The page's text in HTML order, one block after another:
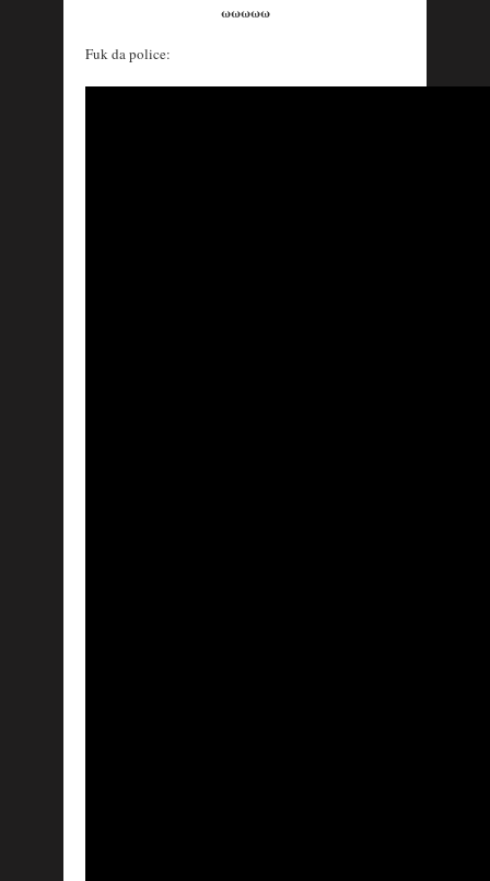
ωωωωω
Fuk da police: